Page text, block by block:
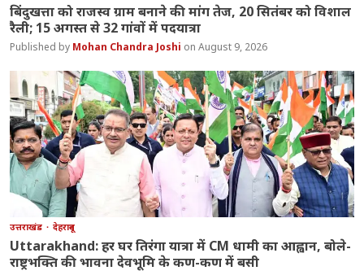
बिंदुखत्ता को राजस्व ग्राम बनाने की मांग तेज, 20 सितंबर को विशाल
रैली; 15 अगस्त से 32 गांवों में पदयात्रा
Mohan Chandra Joshi August 9, 2026
उत्तराखंड देहरादून
Uttarakhand: हर घर तिरंगा यात्रा में CM धामी का आह्वान, बोले-
राष्ट्रभक्ति की भावना देवभूमि के कण-कण में बसी